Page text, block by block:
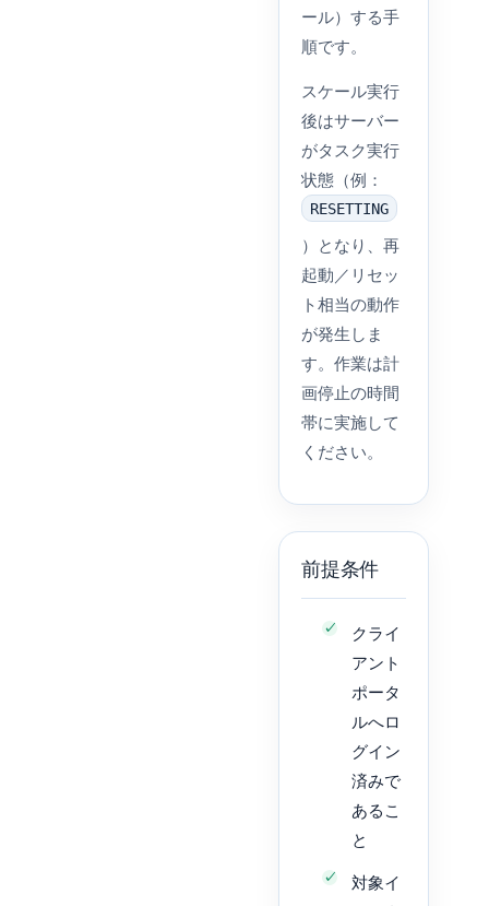
ール）する手
順です。
スケール実行
後はサーバー
がタスク実行
状態（例：
RESETTING
）となり、再
起動／リセッ
ト相当の動作
が発生しま
す。作業は計
画停止の時間
帯に実施して
ください。
前提条件
クライ
アント
ポータ
ルへロ
グイン
済みで
あるこ
と
対象イ